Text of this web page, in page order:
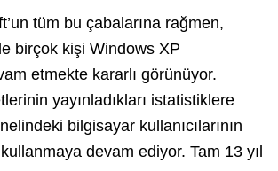
tüm bu çabalarına rağmen,
birçok kişi Windows XP
etmekte kararlı görünüyor.
yayınladıkları istatistiklere
bilgisayar kullanıcılarının
devam ediyor. Tam 13 yıl